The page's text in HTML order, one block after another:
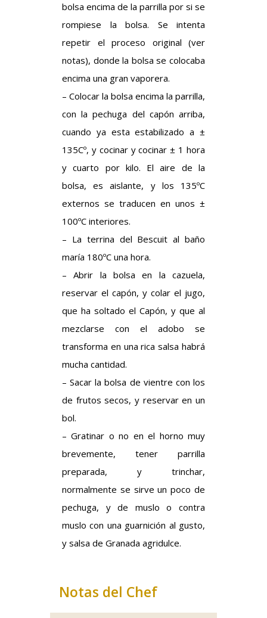
bolsa encima de la parrilla por si se
rompiese la bolsa. Se intenta
repetir el proceso original (ver
notas), donde la bolsa se colocaba
encima una gran vaporera.
– Colocar la bolsa encima la parrilla,
con la pechuga del capón arriba,
cuando ya esta estabilizado a ±
135Cº, y cocinar y cocinar ± 1 hora
y cuarto por kilo. El aire de la
bolsa, es aislante, y los 135ºC
externos se traducen en unos ±
100ºC interiores.
– La terrina del Bescuit al baño
maría 180ºC una hora.
– Abrir la bolsa en la cazuela,
reservar el capón, y colar el jugo,
que ha soltado el Capón, y que al
mezclarse con el adobo se
transforma en una rica salsa habrá
mucha cantidad.
– Sacar la bolsa de vientre con los
de frutos secos, y reservar en un
bol.
– Gratinar o no en el horno muy
brevemente, tener parrilla
preparada, y trinchar,
normalmente se sirve un poco de
pechuga, y de muslo o contra
muslo con una guarnición al gusto,
y salsa de Granada agridulce.
Notas del Chef